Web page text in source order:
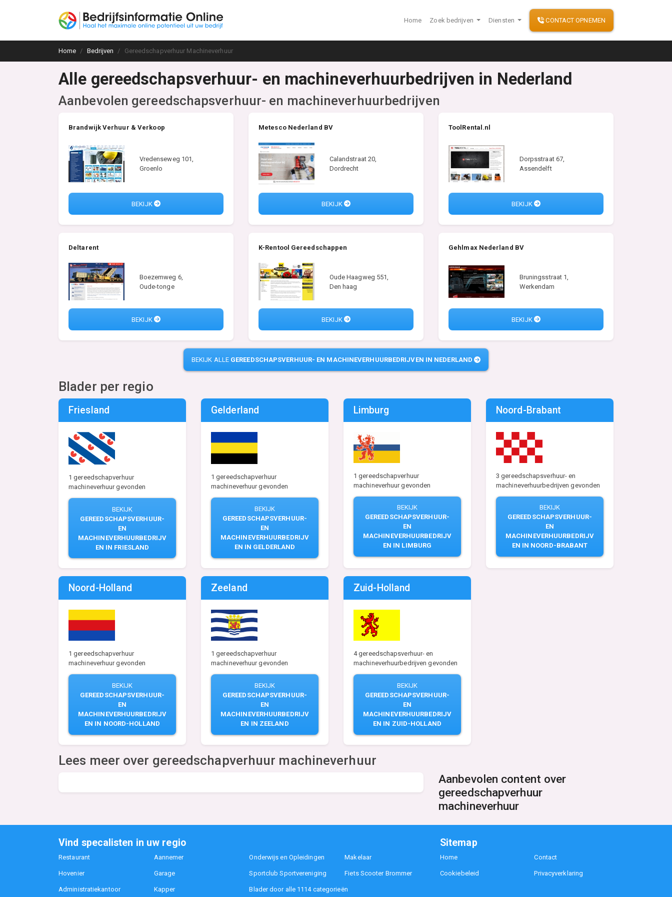
Home Zoek bedrijven Diensten CONTACT OPNEMEN
Home Bedrijven Gereedschapverhuur Machineverhuur
Alle gereedschapsverhuur- en machineverhuurbedrijven in Nederland
Aanbevolen gereedschapsverhuur- en machineverhuurbedrijven
Brandwijk Verhuur & Verkoop
Vredenseweg 101,
Groenlo
BEKIJK
Metesco Nederland BV
Calandstraat 20,
Dordrecht
BEKIJK
ToolRental.nl
Dorpsstraat 67,
Assendelft
BEKIJK
Deltarent
Boezemweg 6,
Oude-tonge
BEKIJK
K-Rentool Gereedschappen
Oude Haagweg 551,
Den haag
BEKIJK
Gehlmax Nederland BV
Bruningsstraat 1,
Werkendam
BEKIJK
BEKIJK ALLE GEREEDSCHAPSVERHUUR- EN MACHINEVERHUURBEDRIJVEN IN NEDERLAND
Blader per regio
Friesland
1 gereedschapverhuur
machineverhuur gevonden
BEKIJK
GEREEDSCHAPSVERHUUR-
EN
MACHINEVERHUURBEDRIJV
EN IN FRIESLAND
Gelderland
1 gereedschapverhuur
machineverhuur gevonden
BEKIJK
GEREEDSCHAPSVERHUUR-
EN
MACHINEVERHUURBEDRIJV
EN IN GELDERLAND
Limburg
1 gereedschapverhuur
machineverhuur gevonden
BEKIJK
GEREEDSCHAPSVERHUUR-
EN
MACHINEVERHUURBEDRIJV
EN IN LIMBURG
Noord-Brabant
3 gereedschapsverhuur- en
machineverhuurbedrijven gevonden
BEKIJK
GEREEDSCHAPSVERHUUR-
EN
MACHINEVERHUURBEDRIJV
EN IN NOORD-BRABANT
Noord-Holland
1 gereedschapverhuur
machineverhuur gevonden
BEKIJK
GEREEDSCHAPSVERHUUR-
EN
MACHINEVERHUURBEDRIJV
EN IN NOORD-HOLLAND
Zeeland
1 gereedschapverhuur
machineverhuur gevonden
BEKIJK
GEREEDSCHAPSVERHUUR-
EN
MACHINEVERHUURBEDRIJV
EN IN ZEELAND
Zuid-Holland
4 gereedschapsverhuur- en
machineverhuurbedrijven gevonden
BEKIJK
GEREEDSCHAPSVERHUUR-
EN
MACHINEVERHUURBEDRIJV
EN IN ZUID-HOLLAND
Lees meer over gereedschapverhuur machineverhuur
Aanbevolen content over
gereedschapverhuur
machineverhuur
Vind specalisten in uw regio
Restaurant Aannemer Onderwijs en Opleidingen Makelaar
Hovenier Garage Sportclub Sportvereniging Fiets Scooter Brommer
Administratiekantoor Kapper Blader door alle 1114 categorieën
Sitemap
Home Contact
Cookiebeleid Privacyverklaring